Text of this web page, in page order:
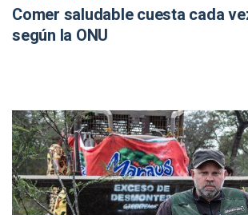
Comer saludable cuesta cada
según la ONU